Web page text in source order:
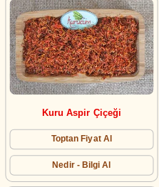
Kuru Aspir Çiçeği
Toptan Fiyat Al
Nedir - Bilgi Al